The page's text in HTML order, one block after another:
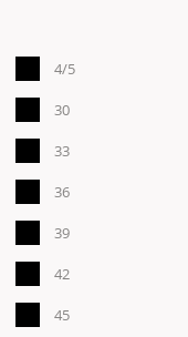
4/5
30
33
36
39
42
45